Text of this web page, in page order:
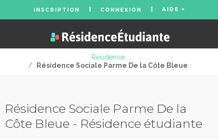
INSCRIPTION CONNEXION AIDE
Residence
/
Résidence Sociale Parme De la Côte Bleue
Résidence Sociale Parme De la
Côte Bleue - Résidence étudiante